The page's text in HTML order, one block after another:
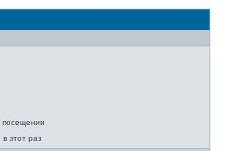
посещении
этот раз